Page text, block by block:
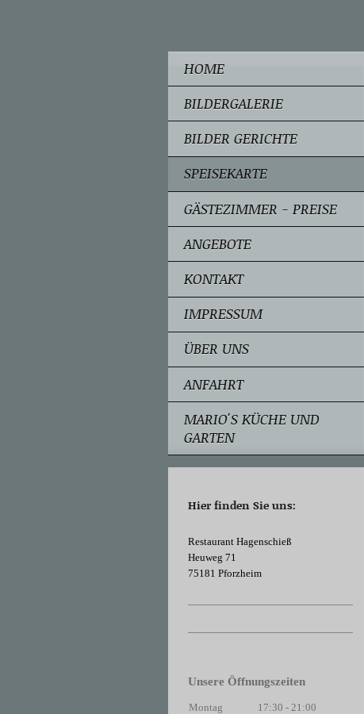
HOME
BILDERGALERIE
BILDER GERICHTE
SPEISEKARTE
GÄSTEZIMMER - PREISE
ANGEBOTE
KONTAKT
IMPRESSUM
ÜBER UNS
ANFAHRT
MARIO'S KÜCHE UND
GARTEN
Hier finden Sie uns:
Restaurant Hagenschieß
Heuweg 71
75181 Pforzheim
Unsere Öffnungszeiten
Montag 17:30 - 21:00